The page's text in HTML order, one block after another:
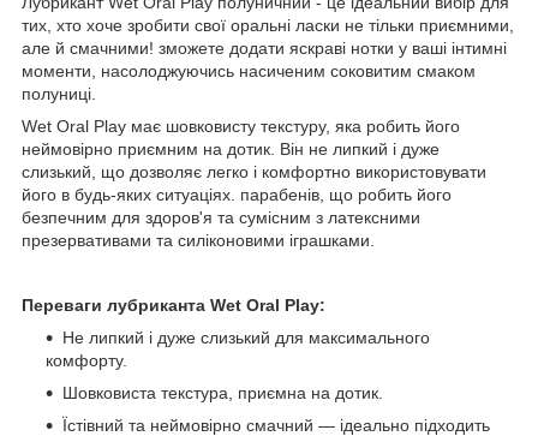
тих, хто хоче зробити свої оральні ласки не тільки приємними,
але й смачними! зможете додати яскраві нотки у ваші інтимні
моменти, насолоджуючись насиченим соковитим смаком
полуниці.
Wet Oral Play має шовковисту текстуру, яка робить його
неймовірно приємним на дотик. Він не липкий і дуже
слизький, що дозволяє легко і комфортно використовувати
його в будь-яких ситуаціях. парабенів, що робить його
безпечним для здоров'я та сумісним з латексними
презервативами та силіконовими іграшками.
Переваги лубриканта Wet Oral Play:
Не липкий і дуже слизький для максимального
комфорту.
Шовковиста текстура, приємна на дотик.
Їстівний та неймовірно смачний — ідеально підходить